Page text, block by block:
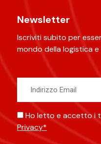
Newsletter
Iscriviti subito per
mondo della logistica
Ho letto e accetto i
Privacy*